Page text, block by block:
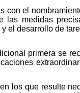
con el
las medidas
el desarrollo de
primera se
los que resulte